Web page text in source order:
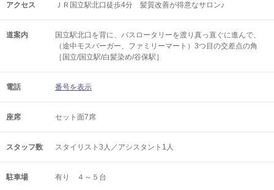
アクセス ＪＲ国立駅北口徒歩4分 髪質改善が得意なサロン♪
道案内
国立駅北口を背に、バスロータリーを渡り真っ直ぐに進んで、
（途中モスバーガー、ファミリーマート）3つ目の交差点の角
［国立/国立駅/白髪染め/谷保駅］
電話 番号を表示
座席 セット面7席
スタッフ数 スタイリスト3人／アシスタント1人
駐車場 有り ４～５台